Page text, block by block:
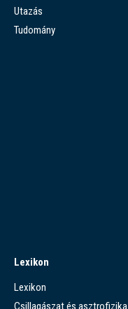
Utazás
Tudomány
Lexikon
Lexikon
Csillagászat és asztrofizika